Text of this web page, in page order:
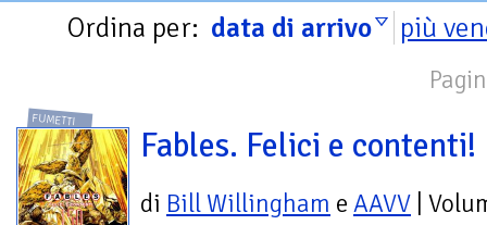
Ordina per: data di arrivo più
FUMETTI
Fables. Felici e contenti!
di Bill Willingham e AAVV |